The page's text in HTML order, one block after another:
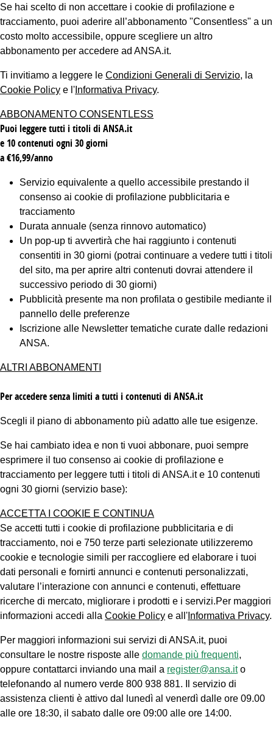
Se hai scelto di non accettare i cookie di profilazione e
tracciamento, puoi aderire all’abbonamento "Consentless" a un
costo molto accessibile, oppure scegliere un altro
abbonamento per accedere ad ANSA.it.
Ti invitiamo a leggere le Condizioni Generali di Servizio, la
Cookie Policy e l' Informativa Privacy.
ABBONAMENTO CONSENTLESS
Puoi leggere tutti i titoli di ANSA.it
e 10 contenuti ogni 30 giorni
a €16,99/anno
Servizio equivalente a quello accessibile prestando il
consenso ai cookie di profilazione pubblicitaria e
tracciamento
Durata annuale (senza rinnovo automatico)
Un pop-up ti avvertirà che hai raggiunto i contenuti
consentiti in 30 giorni (potrai continuare a vedere tutti i titoli
del sito, ma per aprire altri contenuti dovrai attendere il
successivo periodo di 30 giorni)
Pubblicità presente ma non profilata o gestibile mediante il
pannello delle preferenze
Iscrizione alle Newsletter tematiche curate dalle redazioni
ANSA.
ALTRI ABBONAMENTI
Per accedere senza limiti a tutti i contenuti di ANSA.it
Scegli il piano di abbonamento più adatto alle tue esigenze.
Se hai cambiato idea e non ti vuoi abbonare, puoi sempre
esprimere il tuo consenso ai cookie di profilazione e
tracciamento per leggere tutti i titoli di ANSA.it e 10 contenuti
ogni 30 giorni (servizio base):
ACCETTA I COOKIE E CONTINUA
Se accetti tutti i cookie di profilazione pubblicitaria e di
tracciamento, noi e 750 terze parti selezionate utilizzeremo
cookie e tecnologie simili per raccogliere ed elaborare i tuoi
dati personali e fornirti annunci e contenuti personalizzati,
valutare l’interazione con annunci e contenuti, effettuare
ricerche di mercato, migliorare i prodotti e i servizi.Per maggiori
informazioni accedi alla Cookie Policy e all' Informativa Privacy.
Per maggiori informazioni sui servizi di ANSA.it, puoi
consultare le nostre risposte alle domande più frequenti,
oppure contattarci inviando una mail a register@ansa.ito
telefonando al numero verde 800 938 881. Il servizio di
assistenza clienti è attivo dal lunedì al venerdì dalle ore 09.00
alle ore 18:30, il sabato dalle ore 09:00 alle ore 14:00.